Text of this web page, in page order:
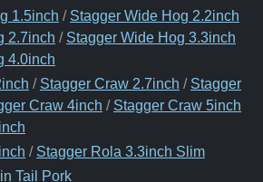
1.5inch / Stagger Wide Hog 2.2inch
2.7inch / Stagger Wide Hog 3.3inch
4.0inch
/ Stagger Craw 2.7inch / Stagger
Craw 4inch / Stagger Craw 5inch
/ Stagger Rola 3.3inch Slim
Tail Pork